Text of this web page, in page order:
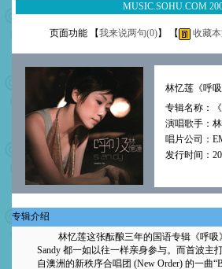
MUSIC.SOHU.COM
页面功能 【我来说两句(0)】 【 收藏
林忆莲《呼吸
专辑名称：《
演唱歌手：
唱片公司：
发行时间：
专辑介绍
林忆莲这张酝酿三年的国语专辑《呼吸
Sandy 都一如以往一样亲身参与。而首波主
自澳洲的新秩序合唱团 (New Order) 的一曲